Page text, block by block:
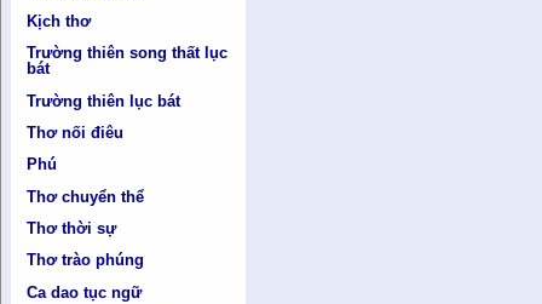
Kịch thơ
Trường thiên song thất lục
bát
Trường thiên lục bát
Thơ nối điêu
Phú
Thơ chuyển thể
Thơ thời sự
Thơ trào phúng
Ca dao tục ngữ